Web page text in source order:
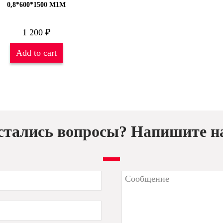
0,8*600*1500 М1М
1 200 ₽
Add to cart
вопросы? Напишите